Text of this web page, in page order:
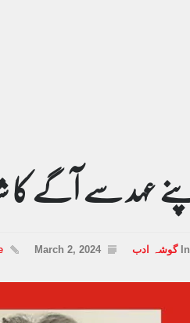
عہد سے آگے کا
In گوشہ ادب March 2, 2024